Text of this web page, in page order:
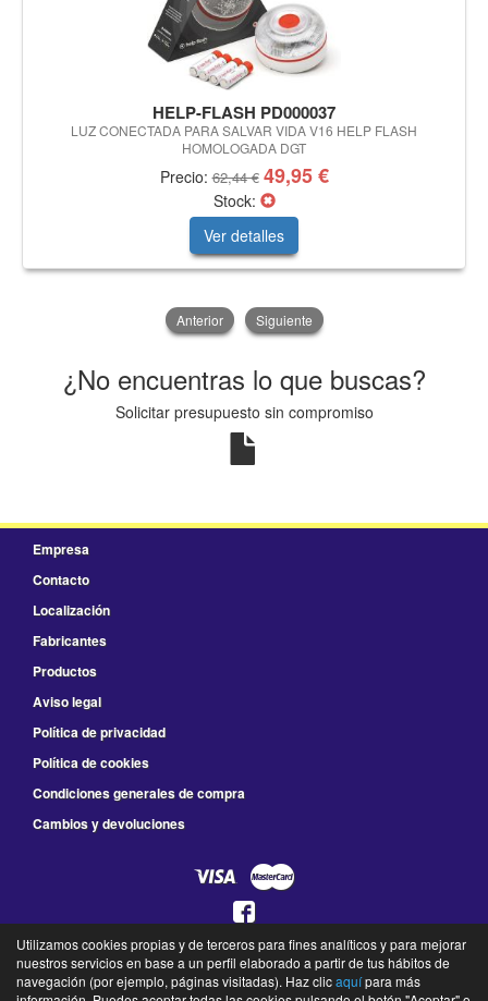
HELP-FLASH PD000037
LUZ CONECTADA PARA SALVAR VIDA V16 HELP FLASH
HOMOLOGADA DGT
Precio:62,44 € 49,95 €
Stock:
Ver detalles
Anterior Siguiente
¿No encuentras lo que buscas?
Solicitar presupuesto sin compromiso
Empresa
Contacto
Localización
Fabricantes
Productos
Aviso legal
Política de privacidad
Política de cookies
Condiciones generales de compra
Cambios y devoluciones
925 78 41 66
L a V de 8:30 a 14:00 y de 16:00 a 19:30 - S de 9:00 a 13:30
Utilizamos cookies propias y de terceros para fines analíticos y para mejorar
nuestros servicios en base a un perfil elaborado a partir de tus hábitos de
navegación (por ejemplo, páginas visitadas). Haz clicaquípara más